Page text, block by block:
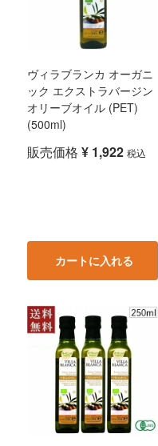
ヴィラブランカ オーガニ
ック エクストラバージン
オリーブオイル (PET)
(500ml)
販売価格 ¥ 1,922 税込
カートに入れる